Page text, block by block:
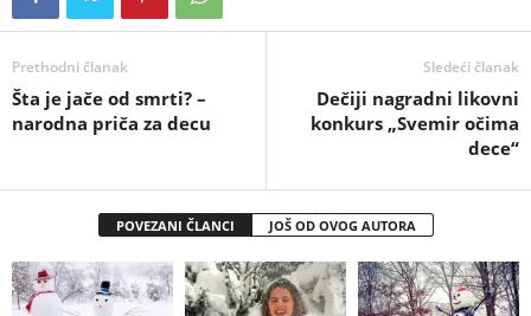
Prethodni članak
Šta je jače od smrti? –
narodna priča za decu
Sledeći članak
Dečiji nagradni likovni
konkurs „Svemir očima
dece“
POVEZANI ČLANCI JOŠ OD OVOG AUTORA